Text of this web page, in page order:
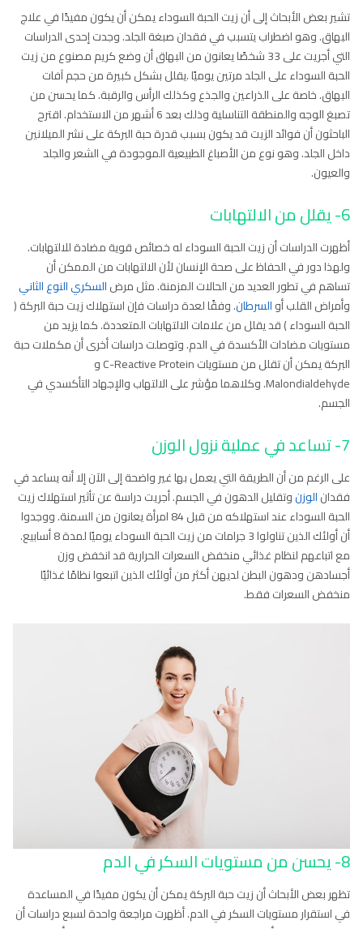
تشير بعض الأبحاث إلى أن زيت الحبة السوداء يمكن أن يكون مفيدًا في علاج
البهاق. وهو اضطراب يتسبب في فقدان صبغة الجلد. وجدت إحدى الدراسات
التي أجريت على 33 شخصًا يعانون من البهاق أن وضع كريم مصنوع من زيت
الحبة السوداء على الجلد مرتين يوميًا .يقلل بشكل كبيرة من حجم آفات
البهاق. خاصة على الذراعين والجذع وكذلك الرأس والرقبة. كما يحسن من
تصبغ الوجه والمنطقة التناسلية وذلك بعد 6 أشهر من الاستخدام. اقترح
الباحثون أن فوائد الزيت قد يكون بسبب قدرة حبة البركة على نشر الميلانين
داخل الجلد. وهو نوع من الأصباغ الطبيعية الموجودة في الشعر والجلد
والعيون.
6- يقلل من الالتهابات
أظهرت الدراسات أن زيت الحبة السوداء له خصائص قوية مضادة للالتهابات.
ولهذا دور في الحفاظ على صحة الإنسان لأن الالتهابات من الممكن أن
تساهم في تطور العديد من الحالات المزمنة. مثل مرضالسكري النوع الثاني
وأمراض القلب أوالسرطان. وفقًا لعدة دراسات فإن استهلاك زيت حبة البركة (
الحبة السوداء ) قد يقلل من علامات الالتهابات المتعددة. كما يزيد من
مستويات مضادات الأكسدة في الدم. وتوصلت دراسات أخرى أن مكملات حبة
البركة يمكن أن تقلل من مستويات C-Reactive Protein و
Malondialdehyde. وكلاهما مؤشر على الالتهاب والإجهاد التأكسدي في
الجسم.
7- تساعد في عملية نزول الوزن
على الرغم من أن الطريقة التي يعمل بها غير واضحة إلى الآن إلا أنه يساعد في
فقدانالوزنوتقليل الدهون في الجسم. أجريت دراسة عن تأثير استهلاك زيت
الحبة السوداء عند استهلاكه من قبل 84 امرأة يعانون من السمنة. ووجدوا
أن أولئك الذين تناولوا 3 جرامات من زيت الحبة السوداء يوميًا لمدة 8 أسابيع.
مع اتباعهم لنظام غذائي منخفض السعرات الحرارية قد انخفض وزن
أجسادهن ودهون البطن لديهن أكثر من أولئك الذين اتبعوا نظامًا غذائيًا
منخفض السعرات فقط.
8- يحسن من مستويات السكر في الدم
تظهر بعض الأبحاث أن زيت حبة البركة يمكن أن يكون مفيدًا في المساعدة
في استقرار مستويات السكر في الدم. أظهرت مراجعة واحدة لسبع دراسات أن